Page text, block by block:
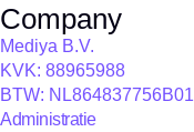
Company
Mediya B.V.
KVK: 88965988
BTW: NL864837756B01
Administratie